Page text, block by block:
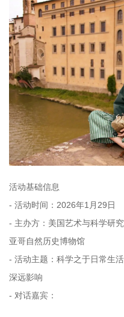
活动基础信息
- 活动时间：2026年1月29日
- 主办方：美国艺术与科学研
亚哥自然历史博物馆
- 活动主题：科学之于日常生
深远影响
- 对话嘉宾：